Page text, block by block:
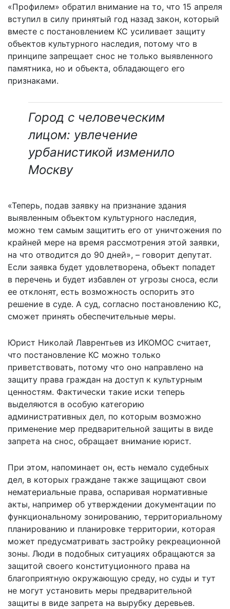
«Профилем» обратил внимание на то, что 15 апреля
вступил в силу принятый год назад закон, который
вместе с постановлением КС усиливает защиту
объектов культурного наследия, потому что в
принципе запрещает снос не только выявленного
памятника, но и объекта, обладающего его
признаками.
Город с человеческим
лицом: увлечение
урбанистикой изменило
Москву
«Теперь, подав заявку на признание здания
выявленным объектом культурного наследия,
можно тем самым защитить его от уничтожения по
крайней мере на время рассмотрения этой заявки,
на что отводится до 90 дней», – говорит депутат.
Если заявка будет удовлетворена, объект попадет
в перечень и будет избавлен от угрозы сноса, если
ее отклонят, есть возможность оспорить это
решение в суде. А суд, согласно постановлению КС,
сможет принять обеспечительные меры.
Юрист Николай Лаврентьев из ИКОМОС считает,
что постановление КС можно только
приветствовать, потому что оно направлено на
защиту права граждан на доступ к культурным
ценностям. Фактически такие иски теперь
выделяются в особую категорию
административных дел, по которым возможно
применение мер предварительной защиты в виде
запрета на снос, обращает внимание юрист.
При этом, напоминает он, есть немало судебных
дел, в которых граждане также защищают свои
нематериальные права, оспаривая нормативные
акты, например об утверждении документации по
функциональному зонированию, территориальному
планированию и планировке территории, которая
может предусматривать застройку рекреационной
зоны. Люди в подобных ситуациях обращаются за
защитой своего конституционного права на
благоприятную окружающую среду, но суды и тут
не могут установить меры предварительной
защиты в виде запрета на вырубку деревьев.